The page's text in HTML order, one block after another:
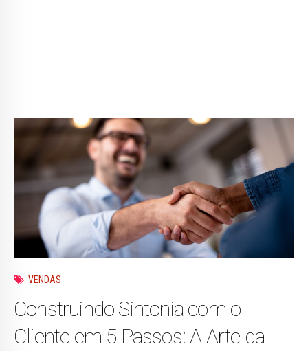
VENDAS
Construindo Sintonia com o
Cliente em 5 Passos: A Arte da